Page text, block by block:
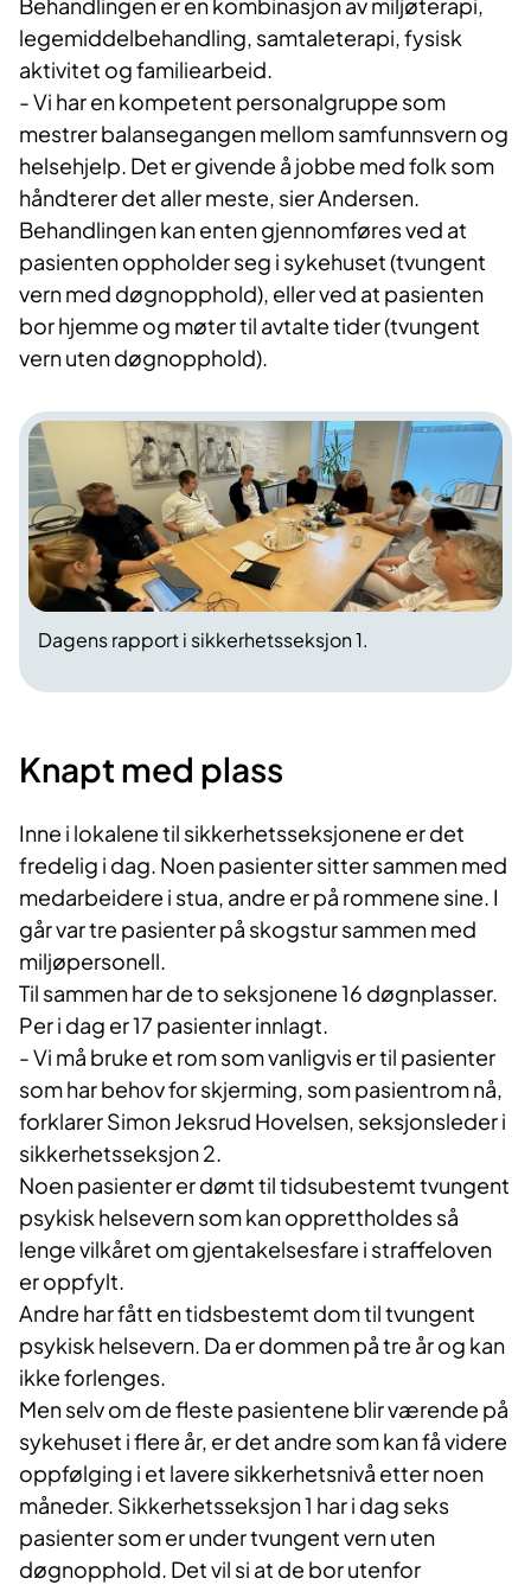
legemiddelbehandling, samtaleterapi, fysisk
aktivitet og familiearbeid.
- Vi har en kompetent personalgruppe som
mestrer balansegangen mellom samfunnsvern og
helsehjelp. Det er givende å jobbe med folk som
håndterer det aller meste, sier Andersen.
Behandlingen kan enten gjennomføres ved at
pasienten oppholder seg i sykehuset (tvungent
vern med døgnopphold), eller ved at pasienten
bor hjemme og møter til avtalte tider (tvungent
vern uten døgnopphold).
Dagens rapport i sikkerhetsseksjon 1.
Knapt med plass
Inne i lokalene til sikkerhetsseksjonene er det
fredelig i dag. Noen pasienter sitter sammen med
medarbeidere i stua, andre er på rommene sine. I
går var tre pasienter på skogstur sammen med
miljøpersonell.
Til sammen har de to seksjonene 16 døgnplasser.
Per i dag er 17 pasienter innlagt.
- Vi må bruke et rom som vanligvis er til pasienter
som har behov for skjerming, som pasientrom nå,
forklarer Simon Jeksrud Hovelsen, seksjonsleder i
sikkerhetsseksjon 2.
Noen pasienter er dømt til tidsubestemt tvungent
psykisk helsevern som kan opprettholdes så
lenge vilkåret om gjentakelsesfare i straffeloven
er oppfylt.
Andre har fått en tidsbestemt dom til tvungent
psykisk helsevern. Da er dommen på tre år og kan
ikke forlenges.
Men selv om de fleste pasientene blir værende på
sykehuset i flere år, er det andre som kan få videre
oppfølging i et lavere sikkerhetsnivå etter noen
måneder. Sikkerhetsseksjon 1 har i dag seks
pasienter som er under tvungent vern uten
døgnopphold. Det vil si at de bor utenfor